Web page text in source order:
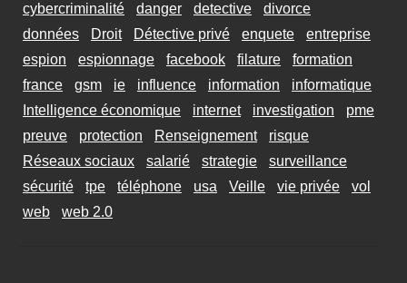
cybercriminalité
danger detective
divorce
données
Droit Détective privé enquete
entreprise
espion
espionnage facebook filature
formation
france
gsm ie influence information
informatique
Intelligence économique
internet investigation
pme
preuve
protection Renseignement
risque
Réseaux sociaux
salarié strategie
surveillance
sécurité
tpe téléphone usa Veille vie privée
vol
web
web 2.0